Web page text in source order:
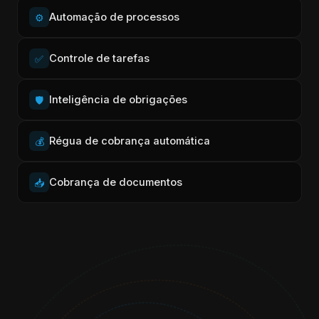
⚙️ Automação de processos
✅ Controle de tarefas
🛡️ Inteligência de obrigações
💰 Régua de cobrança automática
📥 Cobrança de documentos